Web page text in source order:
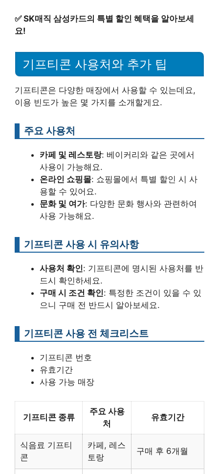
✅SK매직 삼성카드의 특별 할인 혜택을 알아보세
요!
기프티콘 사용처와 추가 팁
기프티콘은 다양한 매장에서 사용할 수 있는데요,
이용 빈도가 높은 몇 가지를 소개할게요.
주요 사용처
카페 및 레스토랑: 베이커리와 같은 곳에서
사용이 가능해요.
온라인 쇼핑몰: 쇼핑몰에서 특별 할인 시 사
용할 수 있어요.
문화 및 여가: 다양한 문화 행사와 관련하여
사용 가능해요.
기프티콘 사용 시 유의사항
사용처 확인: 기프티콘에 명시된 사용처를 반
드시 확인하세요.
구매 시 조건 확인: 특정한 조건이 있을 수 있
으니 구매 전 반드시 알아보세요.
기프티콘 사용 전 체크리스트
기프티콘 번호
유효기간
사용 가능 매장
기프티콘 종류
주요 사용
처
유효기간
식음료 기프티
콘
카페, 레스
토랑
구매 후 6개월